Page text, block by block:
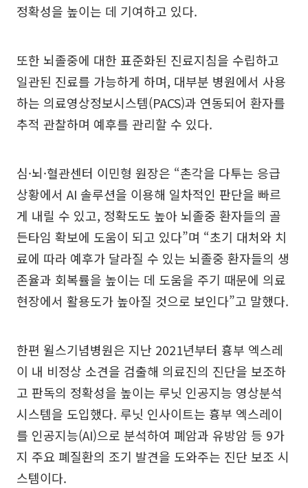
정확성을 높이는 데 기여하고 있다.
또한 뇌졸중에 대한 표준화된 진료지침을 수립하고
일관된 진료를 가능하게 하며, 대부분 병원에서 사용
하는 의료영상정보시스템(PACS)과 연동되어 환자를
추적 관찰하며 예후를 관리할 수 있다.
심·뇌·혈관센터 이민형 원장은 “촌각을 다투는 응급
상황에서 AI 솔루션을 이용해 일차적인 판단을 빠르
게 내릴 수 있고, 정확도도 높아 뇌졸중 환자들의 골
든타임 확보에 도움이 되고 있다”며 “초기 대처와 치
료에 따라 예후가 달라질 수 있는 뇌졸중 환자들의 생
존율과 회복률을 높이는 데 도움을 주기 때문에 의료
현장에서 활용도가 높아질 것으로 보인다”고 말했다.
한편 윌스기념병원은 지난 2021년부터 흉부 엑스레
이 내 비정상 소견을 검출해 의료진의 진단을 보조하
고 판독의 정확성을 높이는 루닛 인공지능 영상분석
시스템을 도입했다. 루닛 인사이트는 흉부 엑스레이
를 인공지능(AI)으로 분석하여 폐암과 유방암 등 9가
지 주요 폐질환의 조기 발견을 도와주는 진단 보조 시
스템이다.